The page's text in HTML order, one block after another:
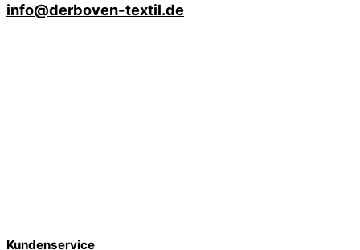
info@derboven-textil.de
Kundenservice